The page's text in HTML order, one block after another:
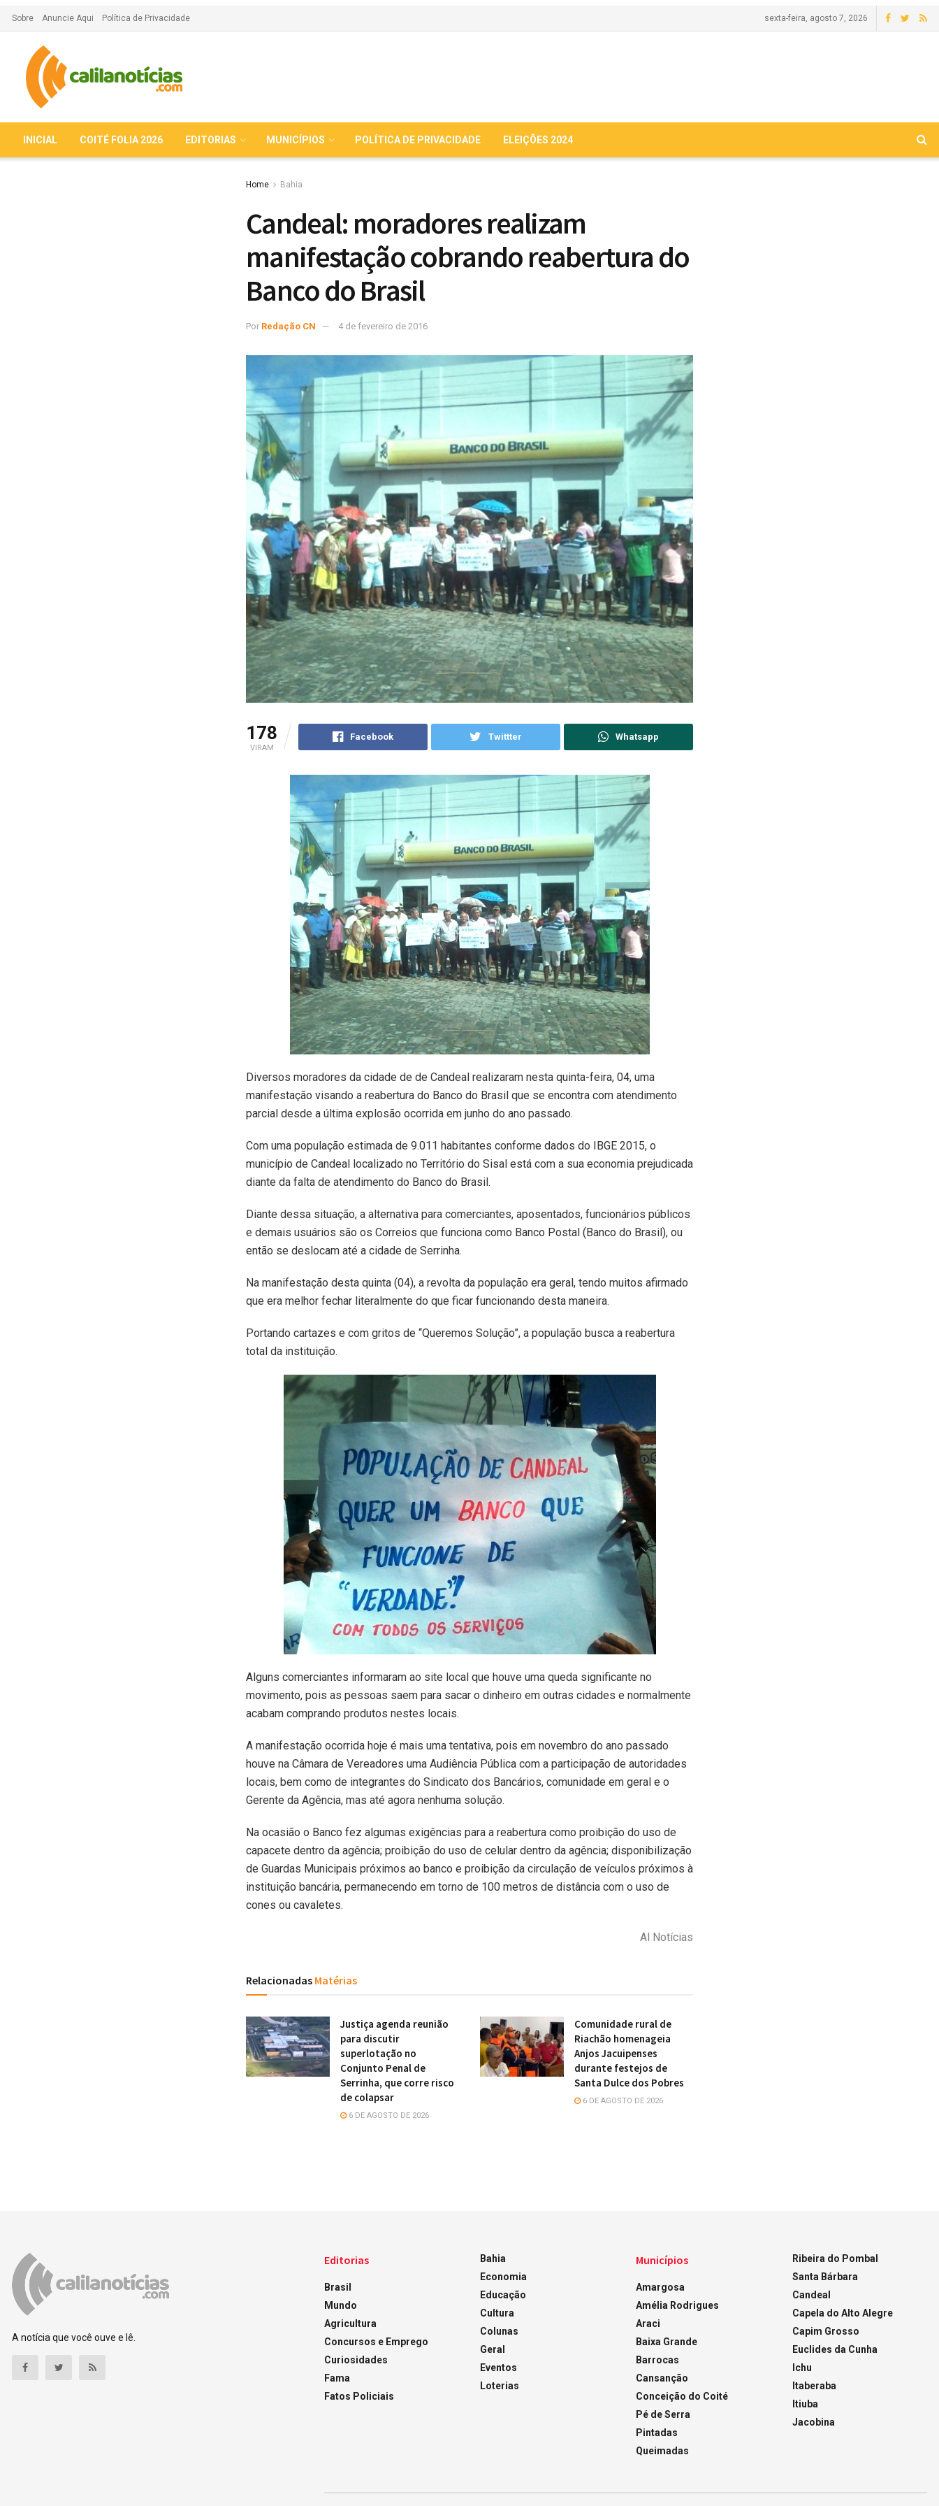
Sobre Anuncie Aqui Política de Privacidade sexta-feira, agosto 7, 2026
INICIAL COITÉ FOLIA 2026 EDITORIAS MUNICÍPIOS POLÍTICA DE PRIVACIDADE ELEIÇÕES 2024
Home Bahia
Candeal: moradores realizam
manifestação cobrando reabertura do
Banco do Brasil
Por Redação CN 4 de fevereiro de 2016
178
VIRAM
Facebook Twittter Whatsapp
Diversos moradores da cidade de de Candeal realizaram nesta quinta-feira, 04, uma
manifestação visando a reabertura do Banco do Brasil que se encontra com atendimento
parcial desde a última explosão ocorrida em junho do ano passado.
Com uma população estimada de 9.011 habitantes conforme dados do IBGE 2015, o
município de Candeal localizado no Território do Sisal está com a sua economia prejudicada
diante da falta de atendimento do Banco do Brasil.
Diante dessa situação, a alternativa para comerciantes, aposentados, funcionários públicos
e demais usuários são os Correios que funciona como Banco Postal (Banco do Brasil), ou
então se deslocam até a cidade de Serrinha.
Na manifestação desta quinta (04), a revolta da população era geral, tendo muitos afirmado
que era melhor fechar literalmente do que ficar funcionando desta maneira.
Portando cartazes e com gritos de “Queremos Solução”, a população busca a reabertura
total da instituição.
Alguns comerciantes informaram ao site local que houve uma queda significante no
movimento, pois as pessoas saem para sacar o dinheiro em outras cidades e normalmente
acabam comprando produtos nestes locais.
A manifestação ocorrida hoje é mais uma tentativa, pois em novembro do ano passado
houve na Câmara de Vereadores uma Audiência Pública com a participação de autoridades
locais, bem como de integrantes do Sindicato dos Bancários, comunidade em geral e o
Gerente da Agência, mas até agora nenhuma solução.
Na ocasião o Banco fez algumas exigências para a reabertura como proibição do uso de
capacete dentro da agência; proibição do uso de celular dentro da agência; disponibilização
de Guardas Municipais próximos ao banco e proibição da circulação de veículos próximos à
instituição bancária, permanecendo em torno de 100 metros de distância com o uso de
cones ou cavaletes.
Al Notícias
Relacionadas Matérias
Justiça agenda reunião
para discutir
superlotação no
Conjunto Penal de
Serrinha, que corre risco
de colapsar
6 DE AGOSTO DE 2026
Comunidade rural de
Riachão homenageia
Anjos Jacuipenses
durante festejos de
Santa Dulce dos Pobres
6 DE AGOSTO DE 2026
A notícia que você ouve e lê.
Editorias
Brasil
Mundo
Agricultura
Concursos e Emprego
Curiosidades
Fama
Fatos Policiais
Bahia
Economia
Educação
Cultura
Colunas
Geral
Eventos
Loterias
Municípios
Amargosa
Amélia Rodrigues
Araci
Baixa Grande
Barrocas
Cansanção
Conceição do Coité
Pé de Serra
Pintadas
Queimadas
Ribeira do Pombal
Santa Bárbara
Candeal
Capela do Alto Alegre
Capim Grosso
Euclides da Cunha
Ichu
Itaberaba
Itiuba
Jacobina